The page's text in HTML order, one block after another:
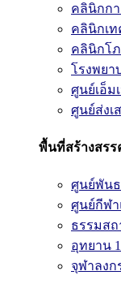
คลินิกก
คลินิกเ
คลินิกโ
โรงพยา
ศูนย์เอ็ม
ศูนย์ส่งเ
พื้นที่สร้างสรร
ศูนย์พันธ
ศูนย์กีฬ
ธรรมส
อุทยาน
จุฬาลง